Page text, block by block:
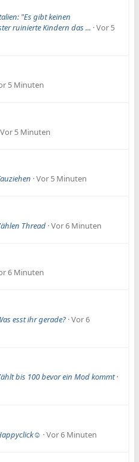
"Es gibt keinen
ruinierte Kindern das ... Vor 5
5 Minuten
Vor 5 Minuten
Vor 5 Minuten
Thread Vor 6 Minuten
6 Minuten
esst ihr gerade? Vor 6
bis 100 bevor ein Mod kommt
Vor 6 Minuten